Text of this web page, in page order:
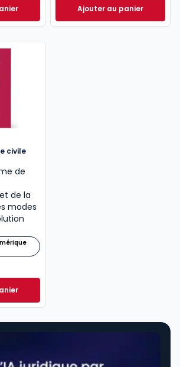
Social 2026 à 209,00 € TTC
Ajouter au panier
Le guide du
civile
de
de la
modes
de procédure civile 2027, annoté à 79,00 €